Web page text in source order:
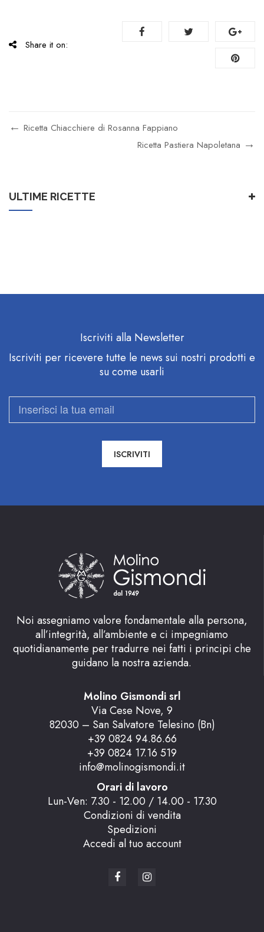
Share it on:
Ricetta Chiacchiere di Rosanna Fappiano
Ricetta Pastiera Napoletana
ULTIME RICETTE
Iscriviti alla Newsletter
Iscriviti per ricevere tutte le news sui nostri prodotti e
su come usarli
Noi assegniamo valore fondamentale alla persona,
all’integrità, all’ambiente e ci impegniamo
quotidianamente per tradurre nei fatti i principi che
guidano la nostra azienda.
Molino Gismondi srl
Via Cese Nove, 9
82030 – San Salvatore Telesino (Bn)
+39 0824 94.86.66
+39 0824 17.16 519
info@molinogismondi.it
Orari di lavoro
Lun-Ven: 7.30 - 12.00 / 14.00 - 17.30
Condizioni di vendita
Spedizioni
Accedi al tuo account